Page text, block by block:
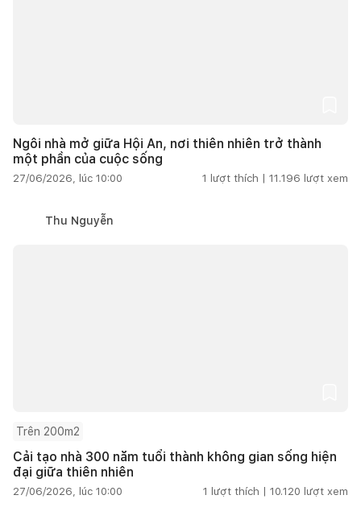
Ngôi nhà mở giữa Hội An, nơi thiên nhiên trở thành
một phần của cuộc sống
27/06/2026, lúc 10:00 1 lượt thích | 11.196 lượt xem
Thu Nguyễn
Trên 200m2
Cải tạo nhà 300 năm tuổi thành không gian sống hiện
đại giữa thiên nhiên
27/06/2026, lúc 10:00 1 lượt thích | 10.120 lượt xem